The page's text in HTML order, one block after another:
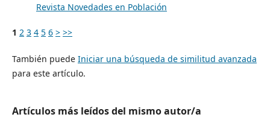
Revista Novedades en Población
1 2 3 4 5 6 > >>
También puede Iniciar una búsqueda de similitud avanzada
para este artículo.
Artículos más leídos del mismo autor/a